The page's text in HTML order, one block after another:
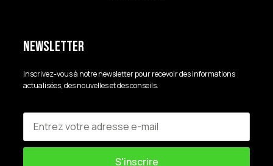
Newsletter
Inscrivez-vous à notre newsletter pour recevoir des informations
actualisées, des nouvelles et des conseils.
S'inscrire